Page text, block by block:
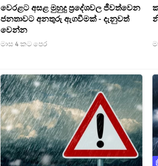
වෙරළට අසළ මුහුදු ප්‍රදේශවල ජීවත්වෙන
ජනතාවට අනතුරු ඇගවීමක් - දැනුවත්
වෙන්න
මාස 4 කට පෙර